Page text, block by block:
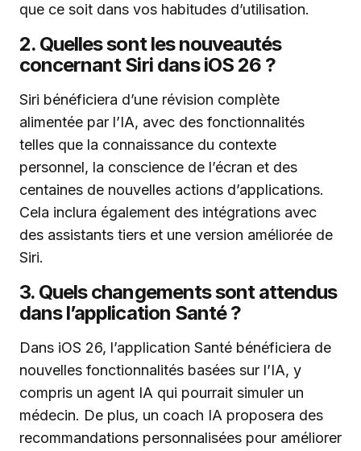
que ce soit dans vos habitudes d’utilisation.
2. Quelles sont les nouveautés
concernant Siri dans iOS 26 ?
Siri bénéficiera d’une révision complète
alimentée par l’IA, avec des fonctionnalités
telles que la connaissance du contexte
personnel, la conscience de l’écran et des
centaines de nouvelles actions d’applications.
Cela inclura également des intégrations avec
des assistants tiers et une version améliorée de
Siri.
3. Quels changements sont attendus
dans l’application Santé ?
Dans iOS 26, l’application Santé bénéficiera de
nouvelles fonctionnalités basées sur l’IA, y
compris un agent IA qui pourrait simuler un
médecin. De plus, un coach IA proposera des
recommandations personnalisées pour améliorer